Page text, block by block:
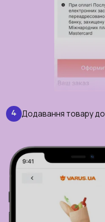
4 Додавання товару